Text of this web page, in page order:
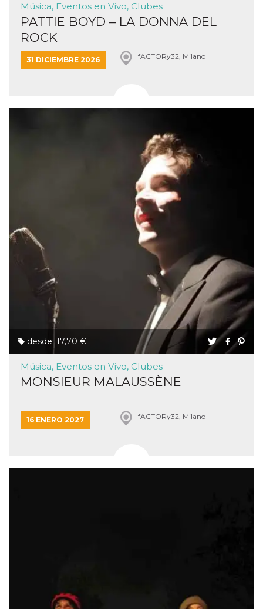
Música, Eventos en Vivo, Clubes
PATTIE BOYD – LA DONNA DEL
ROCK
31 DICIEMBRE 2026 fACTORy32, Milano
desde: 17,70 €
Música, Eventos en Vivo, Clubes
MONSIEUR MALAUSSÈNE
16 ENERO 2027 fACTORy32, Milano